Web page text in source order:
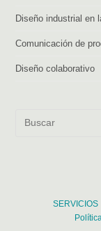
Diseño industrial en
Comunicación de
Diseño colaborativo
SERVICIOS